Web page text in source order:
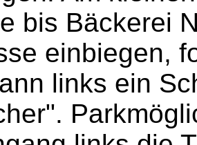
bis Bäckerei
einbiegen,
links ein